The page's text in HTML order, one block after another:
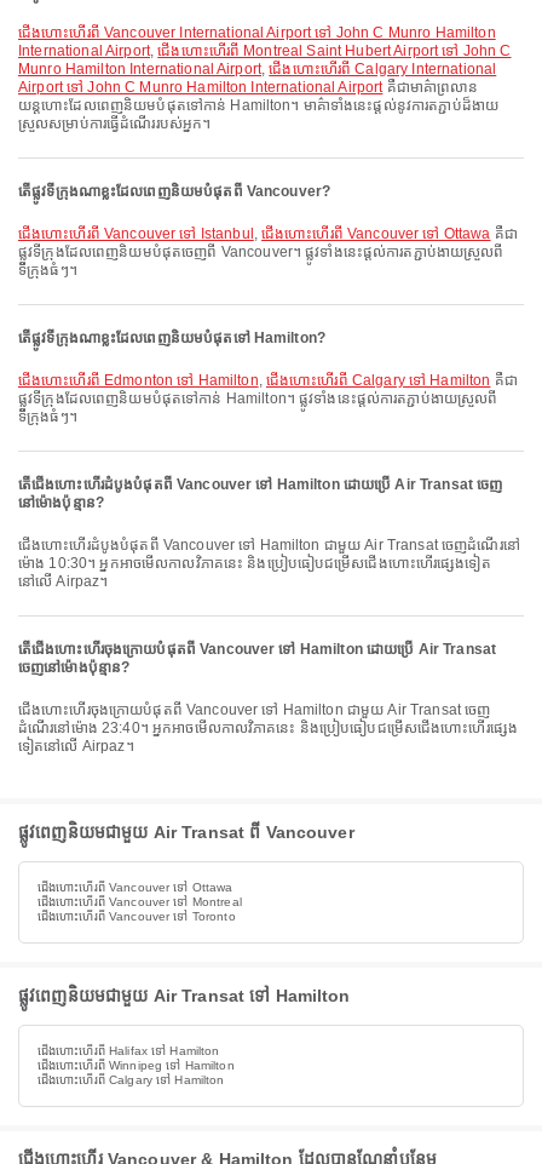
ជើងហោះហើរពី Vancouver International Airport ទៅ John C Munro Hamilton
International Airport,ជើងហោះហើរពី Montreal Saint Hubert Airport ទៅ John C
Munro Hamilton International Airport,ជើងហោះហើរពី Calgary International
Airport ទៅ John C Munro Hamilton International Airportគឺជាមាគ៌ាព្រលាន
យន្តហោះដែលពេញនិយមបំផុតទៅកាន់ Hamilton។ មាគ៌ាទាំងនេះផ្តល់នូវការតភ្ជាប់ដ៏ងាយ
ស្រួលសម្រាប់ការធ្វើដំណើររបស់អ្នក។
តើផ្លូវទីក្រុងណាខ្លះដែលពេញនិយមបំផុតពី Vancouver?
ជើងហោះហើរពី Vancouver ទៅ Istanbul ,ជើងហោះហើរពី Vancouver ទៅ Ottawa គឺជា
ផ្លូវទីក្រុងដែលពេញនិយមបំផុតចេញពី Vancouver។ ផ្លូវទាំងនេះផ្តល់ការតភ្ជាប់ងាយស្រួលពី
ទីក្រុងធំៗ។
តើផ្លូវទីក្រុងណាខ្លះដែលពេញនិយមបំផុតទៅ Hamilton?
ជើងហោះហើរពី Edmonton ទៅ Hamilton, ជើងហោះហើរពី Calgary ទៅ Hamilton គឺជា
ផ្លូវទីក្រុងដែលពេញនិយមបំផុតទៅកាន់ Hamilton។ ផ្លូវទាំងនេះផ្តល់ការតភ្ជាប់ងាយស្រួលពី
ទីក្រុងធំៗ។
តើជើងហោះហើរដំបូងបំផុតពី Vancouver ទៅ Hamilton ដោយប្រើ Air Transat ចេញ
នៅម៉ោងប៉ុន្មាន?
ជើងហោះហើរដំបូងបំផុតពី Vancouver ទៅ Hamilton ជាមួយ Air Transat ចេញដំណើរនៅ
ម៉ោង 10:30។ អ្នកអាចមើលកាលវិភាគនេះ និងប្រៀបធៀបជម្រើសជើងហោះហើរផ្សេងទៀត
នៅលើ Airpaz។
តើជើងហោះហើរចុងក្រោយបំផុតពី Vancouver ទៅ Hamilton ដោយប្រើ Air Transat
ចេញនៅម៉ោងប៉ុន្មាន?
ជើងហោះហើរចុងក្រោយបំផុតពី Vancouver ទៅ Hamilton ជាមួយ Air Transat ចេញ
ដំណើរនៅម៉ោង 23:40។ អ្នកអាចមើលកាលវិភាគនេះ និងប្រៀបធៀបជម្រើសជើងហោះហើរផ្សេង
ទៀតនៅលើ Airpaz។
ផ្លូវពេញនិយមជាមួយ Air Transat ពី Vancouver
ជើងហោះហើរពី Vancouver ទៅ Ottawa
ជើងហោះហើរពី Vancouver ទៅ Montreal
ជើងហោះហើរពី Vancouver ទៅ Toronto
ផ្លូវពេញនិយមជាមួយ Air Transat ទៅ Hamilton
ជើងហោះហើរពី Halifax ទៅ Hamilton
ជើងហោះហើរពី Winnipeg ទៅ Hamilton
ជើងហោះហើរពី Calgary ទៅ Hamilton
ជើងហោះហើរ Vancouver & Hamilton ដែលបានណែនាំបន្ថែម